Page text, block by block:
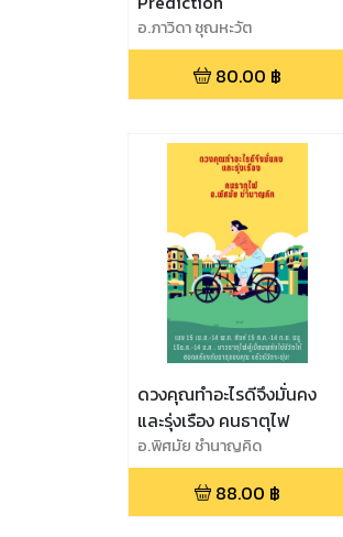
อ.ภาวิดา ชุณหะวัต
80.00 ฿
ดวงคุณทำอะไรดีจึงมั่นคง
และรุ่งเรือง คนธาตุไฟ
อ.พิศมัย ชำนาญคิด
88.00 ฿